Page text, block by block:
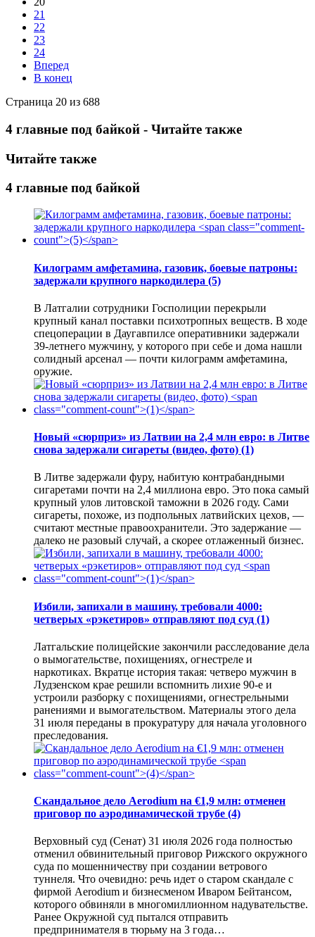
21
22
23
24
Вперед
В конец
Страница 20 из 688
4 главные под байкой - Читайте также
Читайте также
4 главные под байкой
Килограмм амфетамина, газовик, боевые патроны:
задержали крупного наркодилера (5)
В Латгалии сотрудники Госполиции перекрыли
крупный канал поставки психотропных веществ. В ходе
спецоперации в Даугавпилсе оперативники задержали
39-летнего мужчину, у которого при себе и дома нашли
солидный арсенал — почти килограмм амфетамина,
оружие.
Новый «сюрприз» из Латвии на 2,4 млн евро: в Литве
снова задержали сигареты (видео, фото) (1)
В Литве задержали фуру, набитую контрабандными
сигаретами почти на 2,4 миллиона евро. Это пока самый
крупный улов литовской таможни в 2026 году. Сами
сигареты, похоже, из подпольных латвийских цехов, —
считают местные правоохранители. Это задержание —
далеко не разовый случай, а скорее отлаженный бизнес.
Избили, запихали в машину, требовали 4000:
четверых «рэкетиров» отправляют под суд (1)
Латгальские полицейские закончили расследование дела
о вымогательстве, похищениях, огнестреле и
наркотиках. Вкратце история такая: четверо мужчин в
Лудзенском крае решили вспомнить лихие 90-е и
устроили разборку с похищениями, огнестрельными
ранениями и вымогательством. Материалы этого дела
31 июля переданы в прокуратуру для начала уголовного
преследования.
Скандальное дело Aerodium на €1,9 млн: отменен
приговор по аэродинамической трубе (4)
Верховный суд (Сенат) 31 июля 2026 года полностью
отменил обвинительный приговор Рижского окружного
суда по мошенничеству при создании ветрового
туннеля. Что очевидно: речь идет о старом скандале с
фирмой Aerodium и бизнесменом Иваром Бейтансом,
которого обвиняли в многомиллионном надувательстве.
Ранее Окружной суд пытался отправить
предпринимателя в тюрьму на 3 года…